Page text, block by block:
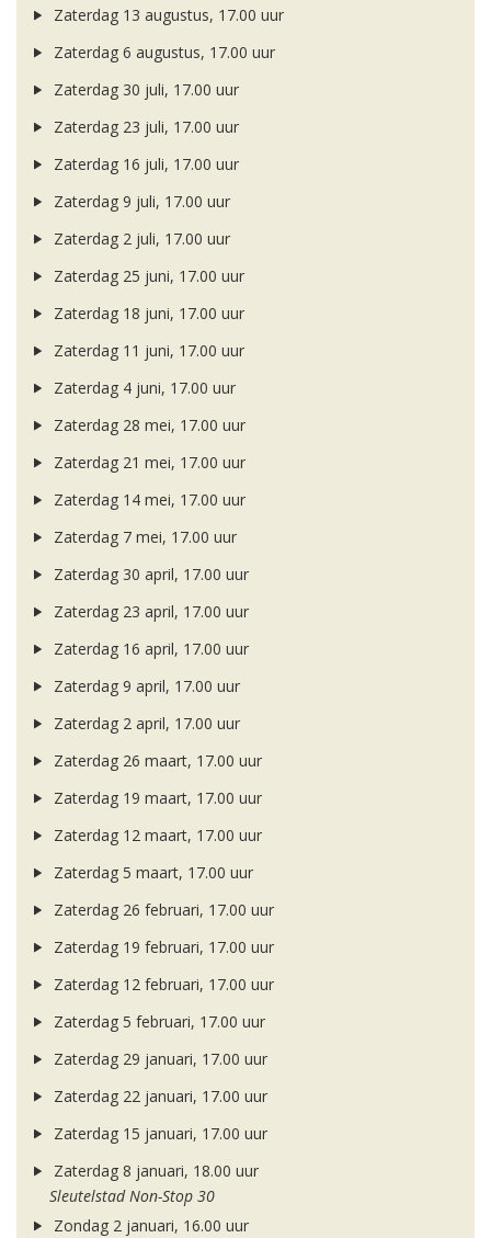
Zaterdag 13 augustus, 17.00 uur
Zaterdag 6 augustus, 17.00 uur
Zaterdag 30 juli, 17.00 uur
Zaterdag 23 juli, 17.00 uur
Zaterdag 16 juli, 17.00 uur
Zaterdag 9 juli, 17.00 uur
Zaterdag 2 juli, 17.00 uur
Zaterdag 25 juni, 17.00 uur
Zaterdag 18 juni, 17.00 uur
Zaterdag 11 juni, 17.00 uur
Zaterdag 4 juni, 17.00 uur
Zaterdag 28 mei, 17.00 uur
Zaterdag 21 mei, 17.00 uur
Zaterdag 14 mei, 17.00 uur
Zaterdag 7 mei, 17.00 uur
Zaterdag 30 april, 17.00 uur
Zaterdag 23 april, 17.00 uur
Zaterdag 16 april, 17.00 uur
Zaterdag 9 april, 17.00 uur
Zaterdag 2 april, 17.00 uur
Zaterdag 26 maart, 17.00 uur
Zaterdag 19 maart, 17.00 uur
Zaterdag 12 maart, 17.00 uur
Zaterdag 5 maart, 17.00 uur
Zaterdag 26 februari, 17.00 uur
Zaterdag 19 februari, 17.00 uur
Zaterdag 12 februari, 17.00 uur
Zaterdag 5 februari, 17.00 uur
Zaterdag 29 januari, 17.00 uur
Zaterdag 22 januari, 17.00 uur
Zaterdag 15 januari, 17.00 uur
Zaterdag 8 januari, 18.00 uur
Sleutelstad Non-Stop 30
Zondag 2 januari, 16.00 uur